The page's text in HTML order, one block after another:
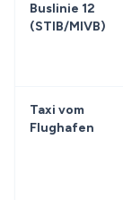
Buslinie 12
(STIB/MIVB)
Taxi vom
Flughafen